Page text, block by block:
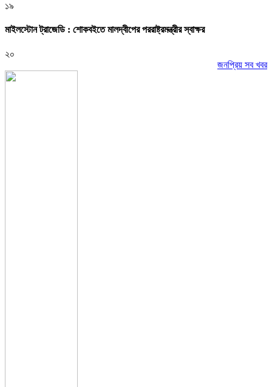
১৯
মাইলস্টোন ট্রাজেডি : শোকবইতে মালদ্বীপের পররাষ্ট্রমন্ত্রীর স্বাক্ষর
২০
জনপ্রিয় সব খবর